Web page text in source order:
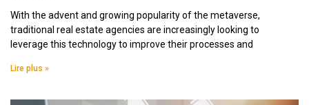
With the advent and growing popularity of the metaverse,
traditional real estate agencies are increasingly looking to
leverage this technology to improve their processes and
Lire plus »